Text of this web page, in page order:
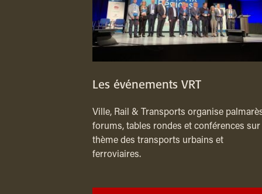
Les événements VRT
Ville, Rail & Transports organise
forums, tables rondes et conférences sur
thème des transports urbains et
ferroviaires.